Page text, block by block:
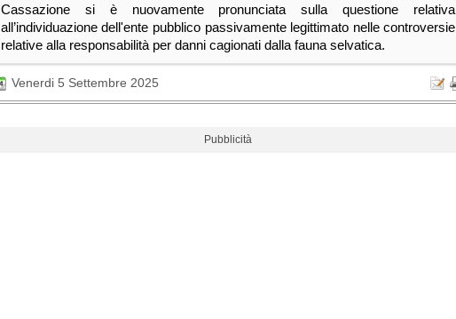
Cassazione si è nuovamente pronunciata sulla questione relativa
all’individuazione dell'ente pubblico passivamente legittimato nelle controversie
relative alla responsabilità per danni cagionati dalla fauna selvatica.
Venerdi 5 Settembre 2025
Pubblicità